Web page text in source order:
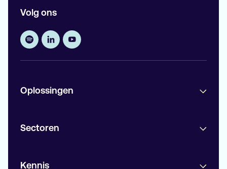
Oplossingen
Sectoren
Kennis
Volg ons